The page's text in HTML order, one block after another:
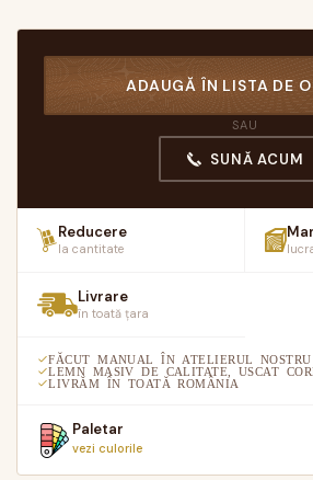
ADAUGĂ ÎN LISTA DE
SAU
SUNĂ ACUM
Reducere
la cantitate
Livrare
în toată țara
FĂCUT MANUAL ÎN ATELIERUL NOSTRU
LEMN MASIV DE CALITATE, USCAT
LIVRĂM ÎN TOATĂ ROMÂNIA
Paletar
vezi culorile